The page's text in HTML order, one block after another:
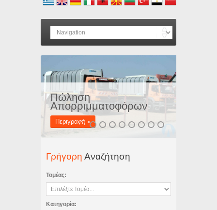
Πώληση
Απορριμματοφόρων
Περιγραφή »
ΓρήγορηΑναζήτηση
Τομέας:
Κατηγορία: